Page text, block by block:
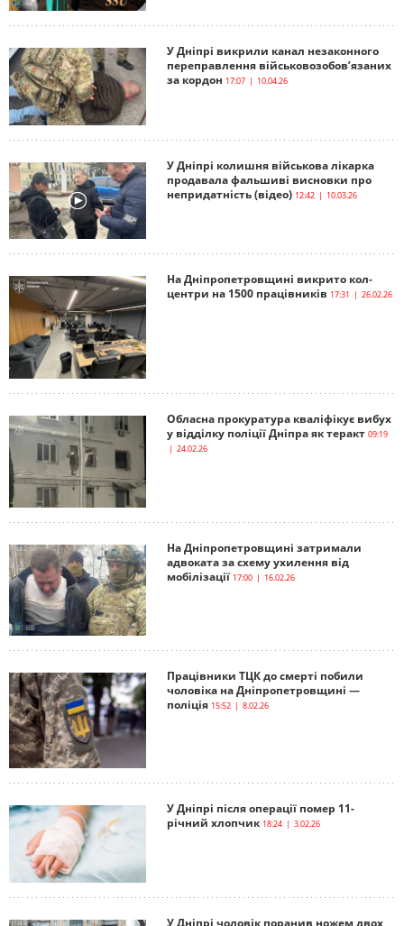
У Дніпрі викрили канал незаконного
переправлення військовозобов’язаних
за кордон 17:07 | 10.04.26
У Дніпрі колишня військова лікарка
продавала фальшиві висновки про
непридатність (відео) 12:42 | 10.03.26
На Дніпропетровщині викрито кол-
центри на 1500 працівників 17:31 | 26.02.26
Обласна прокуратура кваліфікує вибух
у відділку поліції Дніпра як теракт 09:19
| 24.02.26
На Дніпропетровщині затримали
адвоката за схему ухилення від
мобілізації 17:00 | 16.02.26
Працівники ТЦК до смерті побили
чоловіка на Дніпропетровщині —
поліція 15:52 | 8.02.26
У Дніпрі після операції помер 11-
річний хлопчик 18:24 | 3.02.26
У Дніпрі чоловік поранив ножем двох